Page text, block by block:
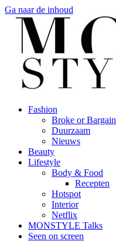
Ga naar de inhoud
Fashion
Broke or Bargain
Duurzaam
Nieuws
Beauty
Lifestyle
Body & Food
Recepten
Hotspot
Interior
Netflix
MONSTYLE Talks
Seen on screen